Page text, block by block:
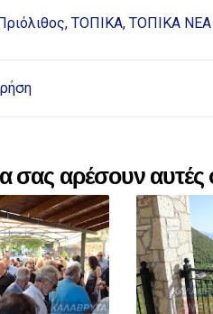
Πριόλιθος ΤΟΠΙΚΑ ΤΟΠΙΚΑ ΝΕΑ
σας αρέσουν αυτές